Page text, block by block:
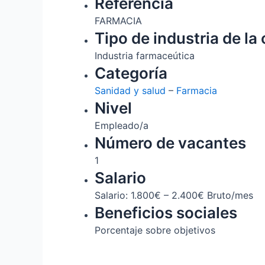
FARMACIA
Tipo de industria de la
Industria farmaceútica
Categoría
Sanidad y salud – Farmacia
Nivel
Empleado/a
Número de vacantes
1
Salario
Salario: 1.800€ – 2.400€ Bruto/mes
Beneficios sociales
Porcentaje sobre objetivos